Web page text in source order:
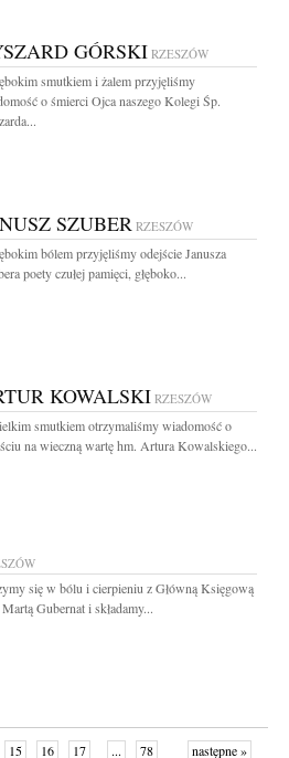
GÓRSKI RZESZÓW
smutkiem i żalem przyjęliśmy
o śmierci Ojca naszego Kolegi Śp.
SZUBERRZESZÓW
bólem przyjęliśmy odejście Janusza
poety czułej pamięci, głęboko...
KOWALSKI RZESZÓW
smutkiem otrzymaliśmy wiadomość o
na wieczną wartę hm. Artura Kowalskiego...
się w bólu i cierpieniu z Główną Księgową
Gubernat i składamy...
15 16 17 ... 78 następne »